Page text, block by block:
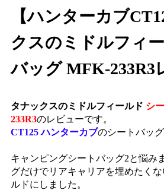
【ハンターカブ
クスのミドルフィ
バッグ MFK-233R3
タナックスのミドルフィールド シ
233R3のレビューです。
CT125 ハンターカブのシートバッ
キャンピングシートバッグ2と悩み
グだけでリアキャリアを埋めたく
ルドにしました。